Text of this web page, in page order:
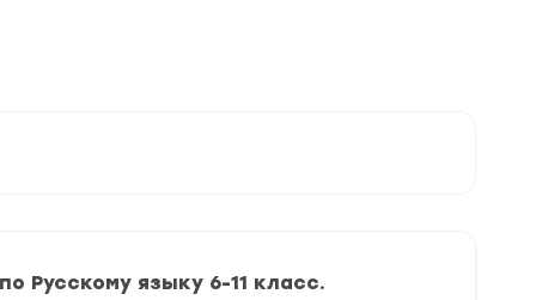
Русскому языку 6-11 класс.